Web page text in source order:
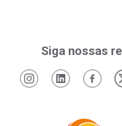
Siga nossas